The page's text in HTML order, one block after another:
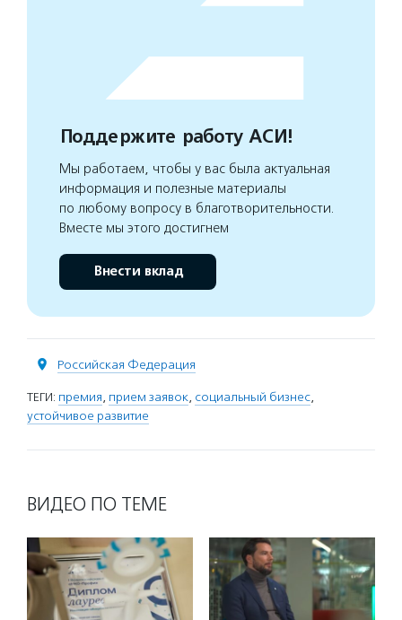
Поддержите работу АСИ!
Мы работаем, чтобы у вас была актуальная
информация и полезные материалы
по любому вопросу в благотворительности.
Вместе мы этого достигнем
Внести вклад
Российская Федерация
ТЕГИ: премия, прием заявок, социальный бизнес,
устойчивое развитие
ВИДЕО ПО ТЕМЕ